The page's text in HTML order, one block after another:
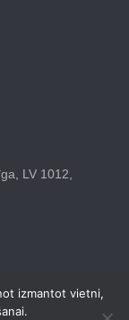
LV 1012,
izmantot vietni,